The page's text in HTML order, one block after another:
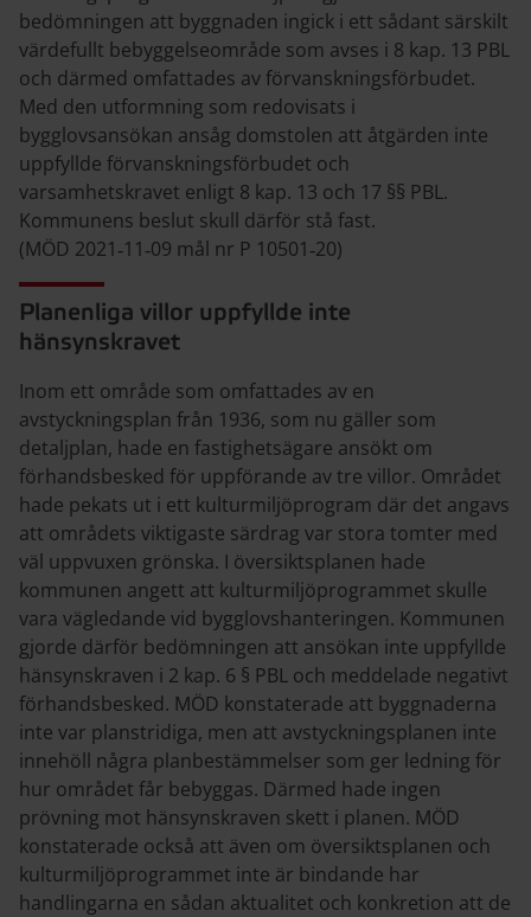
bedömningen att byggnaden ingick i ett sådant särskilt
värdefullt bebyggelseområde som avses i 8 kap. 13 PBL
och därmed omfattades av förvanskningsförbudet.
Med den utformning som redovisats i
bygglovsansökan ansåg domstolen att åtgärden inte
uppfyllde förvanskningsförbudet och
varsamhetskravet enligt 8 kap. 13 och 17 §§ PBL.
Kommunens beslut skull därför stå fast.
(MÖD 2021‑11‑09 mål nr P 10501‑20)
Planenliga villor uppfyllde inte
hänsynskravet
Inom ett område som omfattades av en
avstyckningsplan från 1936, som nu gäller som
detaljplan, hade en fastighetsägare ansökt om
förhandsbesked för uppförande av tre villor. Området
hade pekats ut i ett kulturmiljöprogram där det angavs
att områdets viktigaste särdrag var stora tomter med
väl uppvuxen grönska. I översiktsplanen hade
kommunen angett att kulturmiljöprogrammet skulle
vara vägledande vid bygglovshanteringen. Kommunen
gjorde därför bedömningen att ansökan inte uppfyllde
hänsynskraven i 2 kap. 6 § PBL och meddelade negativt
förhandsbesked. MÖD konstaterade att byggnaderna
inte var planstridiga, men att avstyckningsplanen inte
innehöll några planbestämmelser som ger ledning för
hur området får bebyggas. Därmed hade ingen
prövning mot hänsynskraven skett i planen. MÖD
konstaterade också att även om översiktsplanen och
kulturmiljöprogrammet inte är bindande har
handlingarna en sådan aktualitet och konkretion att de